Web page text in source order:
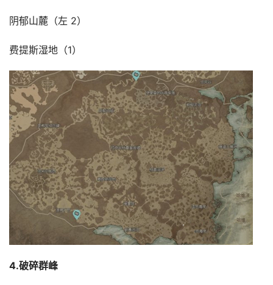
阴郁山麓（左 2）
费提斯湿地（1）
4.破碎群峰